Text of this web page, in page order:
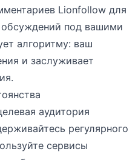
Lionfollow для
обсуждений под вашими
алгоритму: ваш
и заслуживает
аудитория
регулярного
сервисы